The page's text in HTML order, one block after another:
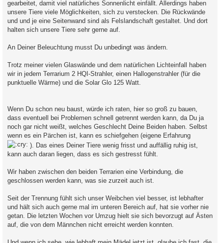
gearbeitet, damit viel natürliches Sonnenlicht einfällt. Allerdings haben
unsere Tiere viele Möglichkeiten, sich zu verstecken. Die Rückwände
und und je eine Seitenwand sind als Felslandschaft gestaltet. Und dort
halten sich unsere Tiere sehr gerne auf.
An Deiner Beleuchtung musst Du unbedingt was ändern.
Trotz meiner vielen Glaswände und dem natürlichen Lichteinfall haben
wir in jedem Terrarium 2 HQI-Strahler, einen Hallogenstrahler (für die
punktuelle Wärme) und die Solar Glo 125 Watt.
Wenn Du schon neu baust, würde ich raten, hier so groß zu bauen,
dass eventuell bei Problemen schnell getrennt werden kann, da Du ja
noch gar nicht weißt, welches Geschlecht Deine Beiden haben. Selbst
wenn es ein Pärchen ist, kann es schiefgehen (eigene Erfahrung
). Das eines Deiner Tiere wenig frisst und auffällig ruhig ist,
kann auch daran liegen, dass es sich gestresst fühlt.
Wir haben zwischen den beiden Terrarien eine Verbindung, die
geschlossen werden kann, was sie zurzeit auch ist.
Seit der Trennung fühlt sich unser Weibchen viel besser, ist lebhafter
und hält sich auch gerne mal im unteren Bereich auf, hat sie vorher nie
getan. Die letzten Wochen vor Umzug hielt sie sich bevorzugt auf Ästen
auf, die von dem Männchen nicht erreicht werden konnten.